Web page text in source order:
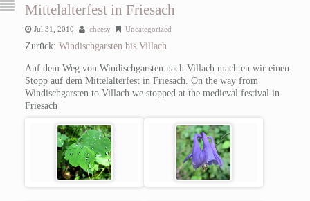
Mittelalterfest in Friesach
Jul 31, 2010 cheesy Uncategorized
Zurück: Windischgarsten bis Villach
Auf dem Weg von Windischgarsten nach Villach machten wir einen
Stopp auf dem Mittelalterfest in Friesach. On the way from
Windischgarsten to Villach we stopped at the medieval festival in
Friesach